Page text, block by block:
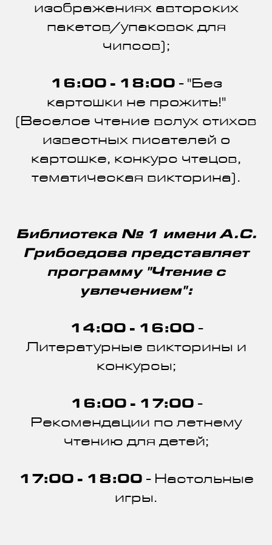
изображениях авторских
пакетов/упаковок для
чипсов);
16:00 - 18:00 - "Без
картошки не прожить!"
(Веселое чтение вслух стихов
известных писателей о
картошке, конкурс чтецов,
тематическая викторина).
Библиотека № 1 имени А.С.
Грибоедова представляет
программу "Чтение с
увлечением":
14:00 - 16:00 -
Литературные викторины и
конкурсы;
16:00 - 17:00 -
Рекомендации по летнему
чтению для детей;
17:00 - 18:00 - Настольные
игры.